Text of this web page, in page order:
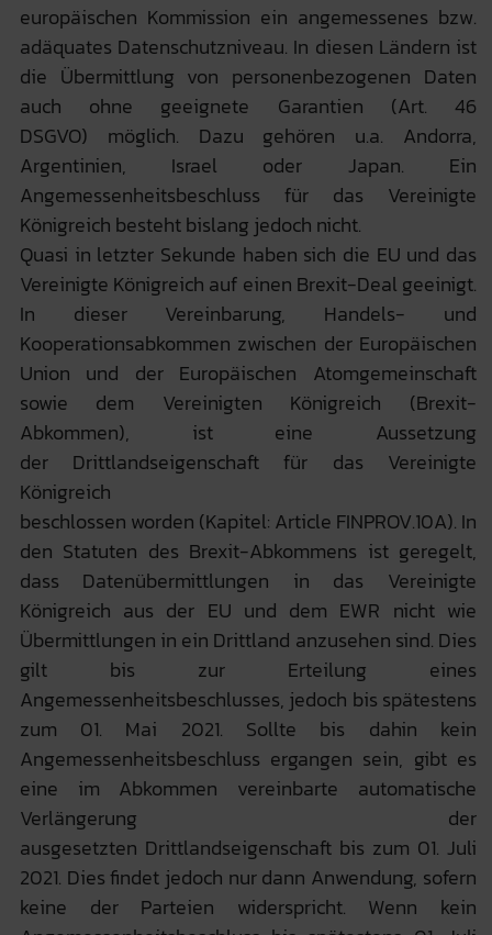
europäischen Kommission ein angemessenes bzw.
adäquates Datenschutzniveau. In diesen Ländern ist
die Übermittlung von personenbezogenen Daten
auch ohne geeignete Garantien (Art. 46
DSGVO) möglich. Dazu gehören u.a. Andorra,
Argentinien, Israel oder Japan. Ein
Angemessenheitsbeschluss für das Vereinigte
Königreich besteht bislang jedoch nicht.
Quasi in letzter Sekunde haben sich die EU und das
Vereinigte Königreich auf einen Brexit-Deal geeinigt.
In dieser Vereinbarung, Handels- und
Kooperationsabkommen zwischen der Europäischen
Union und der Europäischen Atomgemeinschaft
sowie dem Vereinigten Königreich (Brexit-
Abkommen), ist eine Aussetzung
der Drittlandseigenschaft für das Vereinigte
Königreich
beschlossen worden (Kapitel: Article FINPROV.10A). In
den Statuten des Brexit-Abkommens ist geregelt,
dass Datenübermittlungen in das Vereinigte
Königreich aus der EU und dem EWR nicht wie
Übermittlungen in ein Drittland anzusehen sind. Dies
gilt bis zur Erteilung eines
Angemessenheitsbeschlusses, jedoch bis spätestens
zum 01. Mai 2021. Sollte bis dahin kein
Angemessenheitsbeschluss ergangen sein, gibt es
eine im Abkommen vereinbarte automatische
Verlängerung der
ausgesetzten Drittlandseigenschaft bis zum 01. Juli
2021. Dies findet jedoch nur dann Anwendung, sofern
keine der Parteien widerspricht. Wenn kein